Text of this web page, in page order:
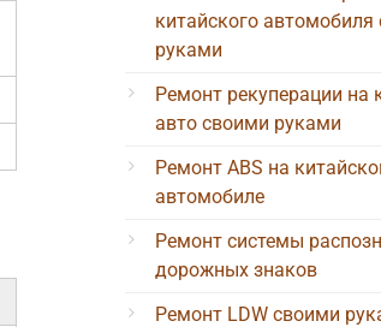
китайского автомобиля
руками
Ремонт рекуперации на
авто своими руками
Ремонт ABS на
автомобиле
Ремонт системы
дорожных знаков
Ремонт LDW своими